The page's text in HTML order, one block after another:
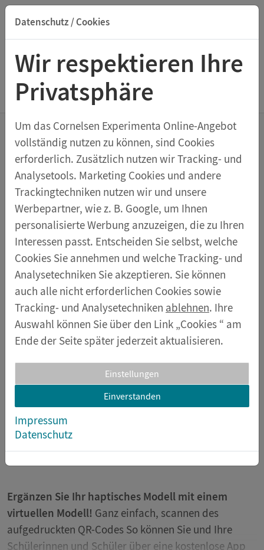
Datenschutz / Cookies
Wir respektieren Ihre
Privatsphäre
Um das Cornelsen Experimenta Online-Angebot
vollständig nutzen zu können, sind Cookies
erforderlich. Zusätzlich nutzen wir Tracking- und
Analysetools. Marketing Cookies und andere
Trackingtechniken nutzen wir und unsere
Werbepartner, wie z. B. Google, um Ihnen
personalisierte Werbung anzuzeigen, die zu Ihren
Interessen passt. Entscheiden Sie selbst, welche
Cookies Sie annehmen und welche Tracking- und
Analysetechniken Sie akzeptieren. Sie können
auch alle nicht erforderlichen Cookies sowie
Tracking- und Analysetechniken ablehnen. Ihre
Auswahl können Sie über den Link „Cookies “ am
Ende der Seite später jederzeit aktualisieren.
Einstellungen
Einverstanden
Impressum
Datenschutz
Suche nach Titel, ISBN, Webcode, Stichwort...
Menu Biologische Modelle
Wie funktioniert das
menschliche Auge?
Augenmodell, 6-teilig mit AR-App
Das Auge ist eines der wichtigsten Sinnesorgane des
Menschen. Mit diesem Modell können Sie Ihren
Schülern dieAnatomie und Funktion des Auges mit
AR-Funktionsehr anschaulich erklären. Das Modell
zeigt das Augein fünffacher Vergrößerung und
besteht aus sechs Teilen, die sich leicht zerlegen und
wieder zusammensetzen lassen.
Obere Hälfte der weißen Augenhaut mit Hornhaut
Beide Hälften der Aderhaut mit Iris und Netzhaut
Linse
Glaskörper
Ergänzen Sie Ihr haptisches Modell mit einem
virtuellen Modell! Ganz einfach, scannen des
aufgedruckten QR-Codes So können Sie und Ihre
Schülerinnen und Schüler über eine kostenlose App